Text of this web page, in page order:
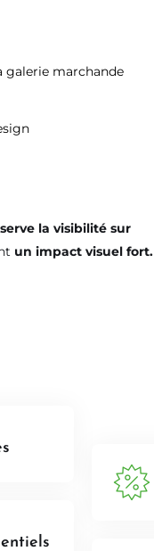
galerie marchande
la visibilité sur
un impact visuel fort.